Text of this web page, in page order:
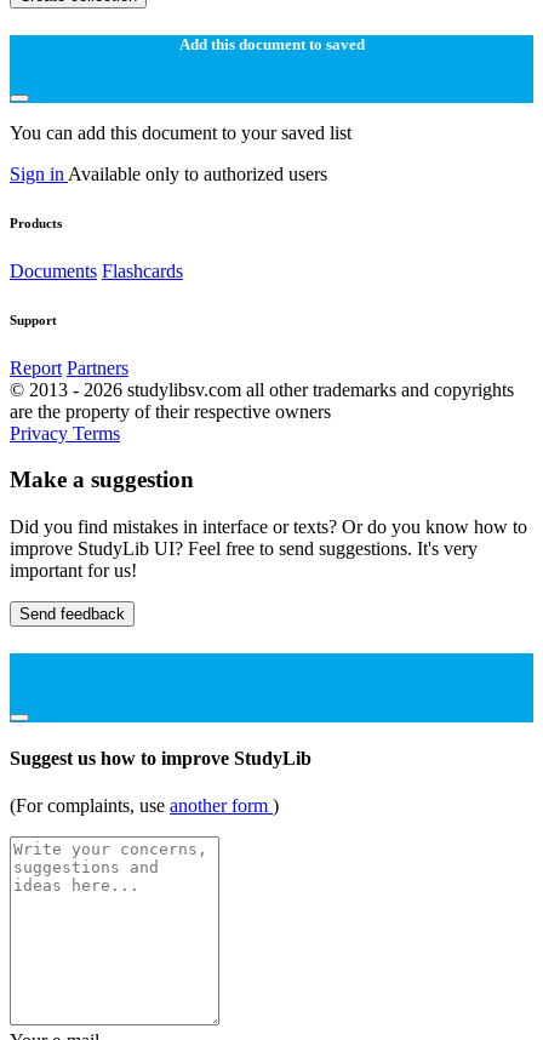
Add this document to saved
You can add this document to your saved list
Sign in Available only to authorized users
Products
Documents Flashcards
Support
Report Partners
© 2013 - 2026 studylibsv.com all other trademarks and copyrights
are the property of their respective owners
Privacy Terms
Make a suggestion
Did you find mistakes in interface or texts? Or do you know how to
improve StudyLib UI? Feel free to send suggestions. It's very
important for us!
Send feedback
Suggest us how to improve StudyLib
(For complaints, use another form )